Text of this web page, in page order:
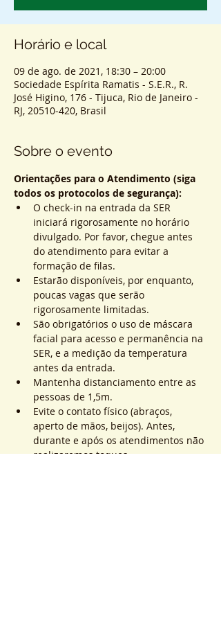
Horário e local
09 de ago. de 2021, 18:30 – 20:00
Sociedade Espírita Ramatis - S.E.R., R.
José Higino, 176 - Tijuca, Rio de Janeiro -
RJ, 20510-420, Brasil
Sobre o evento
Orientações para o Atendimento (siga
todos os protocolos de segurança):
O check-in na entrada da SER
iniciará rigorosamente no horário
divulgado. Por favor, chegue antes
do atendimento para evitar a
formação de filas.
Estarão disponíveis, por enquanto,
poucas vagas que serão
rigorosamente limitadas.
São obrigatórios o uso de máscara
facial para acesso e permanência na
SER, e a medição da temperatura
antes da entrada.
Mantenha distanciamento entre as
pessoas de 1,5m.
Evite o contato físico (abraços,
aperto de mãos, beijos). Antes,
durante e após os atendimentos não
realizaremos toques.